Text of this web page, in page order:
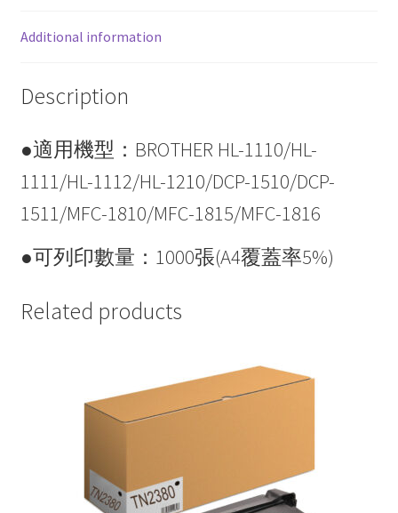
粉
quantity
Additional information
Description
●適用機型：BROTHER HL-1110/HL-
1111/HL-1112/HL-1210/DCP-1510/DCP-
1511/MFC-1810/MFC-1815/MFC-1816
●可列印數量：1000張(A4覆蓋率5%)
Related products